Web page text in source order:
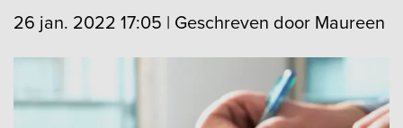
26 jan. 2022 17:05 | Geschreven door Maureen